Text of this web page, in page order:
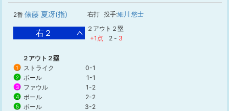
2番 俵藤 夏冴(指) 右打 投手:細川 悠士
右２
２アウト２塁
+1点
2 - 3
２アウト２塁
1 ストライク 0-1
2 ボール 1-1
3 ファウル 1-2
4 ボール 2-2
5 ボール 3-2